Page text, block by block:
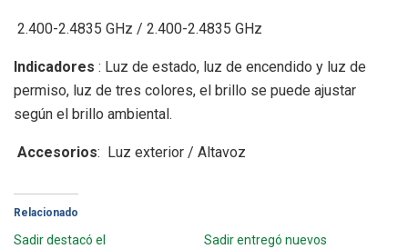
2.400-2.4835 GHz / 2.400-2.4835 GHz
Indicadores : Luz de estado, luz de encendido y luz de
permiso, luz de tres colores, el brillo se puede ajustar
según el brillo ambiental.
Accesorios: Luz exterior / Altavoz
Relacionado
Sadir destacó el
Sadir entregó nuevos